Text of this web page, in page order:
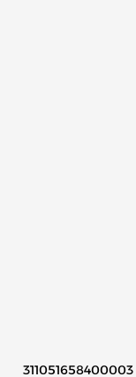
311051658400003